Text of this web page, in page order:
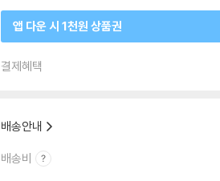
앱 다운 시 1천원 상품권
결제혜택
배송안내
배송비